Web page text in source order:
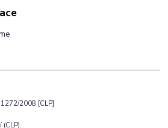
2008 [CLP]
(CLP):